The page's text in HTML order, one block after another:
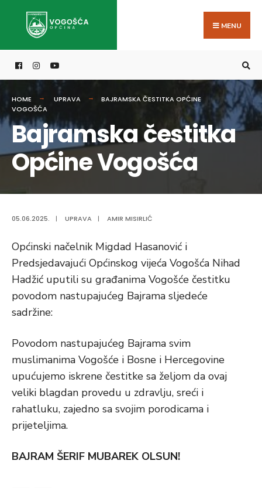
MENU
HOME UPRAVA
BAJRAMSKA ČESTITKA OPĆINE
VOGOŠĆA
Bajramska čestitka
Općine Vogošća
05.06.2025. | UPRAVA | AMIR MISIRLIĆ
Općinski načelnik Migdad Hasanović i
Predsjedavajući Općinskog vijeća Vogošća Nihad
Hadžić uputili su građanima Vogošće čestitku
povodom nastupajućeg Bajrama sljedeće
sadržine:
Povodom nastupajućeg Bajrama svim
muslimanima Vogošće i Bosne i Hercegovine
upućujemo iskrene čestitke sa željom da ovaj
veliki blagdan provedu u zdravlju, sreći i
rahatluku, zajedno sa svojim porodicama i
prijeteljima.
BAJRAM ŠERIF MUBAREK OLSUN!
for: